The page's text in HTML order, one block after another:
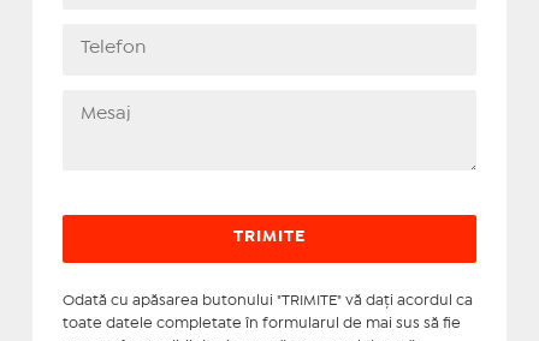
Odată cu apăsarea butonului "TRIMITE" vă daţi acordul ca
toate datele completate în formularul de mai sus să fie